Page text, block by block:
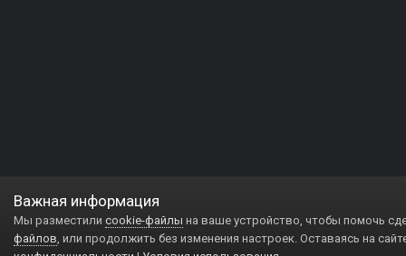
Важная информация
Мы разместили cookie-файлы на ваше устройство, чтобы помочь
файлов, или продолжить без изменения настроек. Оставаясь на